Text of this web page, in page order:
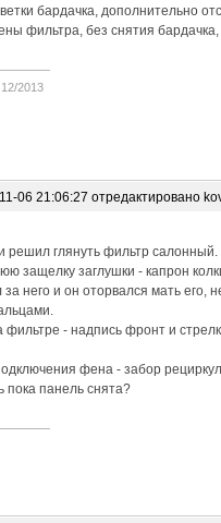
бардачка, дополнительно
фильтра, без снятия
2013
06 21:06:27 отредактировано
решил глянуть фильтр салонный.
защелку заглушки - капрон
него и он оторвался мать его,
фильтре - надпись фронт и
фена - забор
пока панель снята?